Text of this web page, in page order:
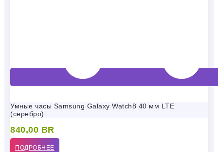
Умные часы Samsung Galaxy Watch8 40 мм LTE
(серебро)
840,00 BR
ПОДРОБНЕЕ